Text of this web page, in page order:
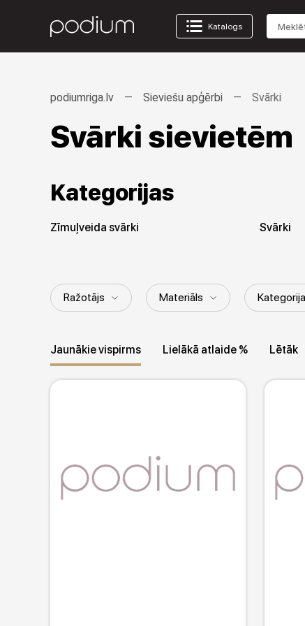
Katalogs
podiumriga.lv Sieviešu apģērbi Svārki
Svārki sievietēm
Kategorijas
Zīmuļveida svārki Svārki
Ražotājs Materiāls Kategorija
Jaunākie vispirms
Lielākā atlaide % Lētāk